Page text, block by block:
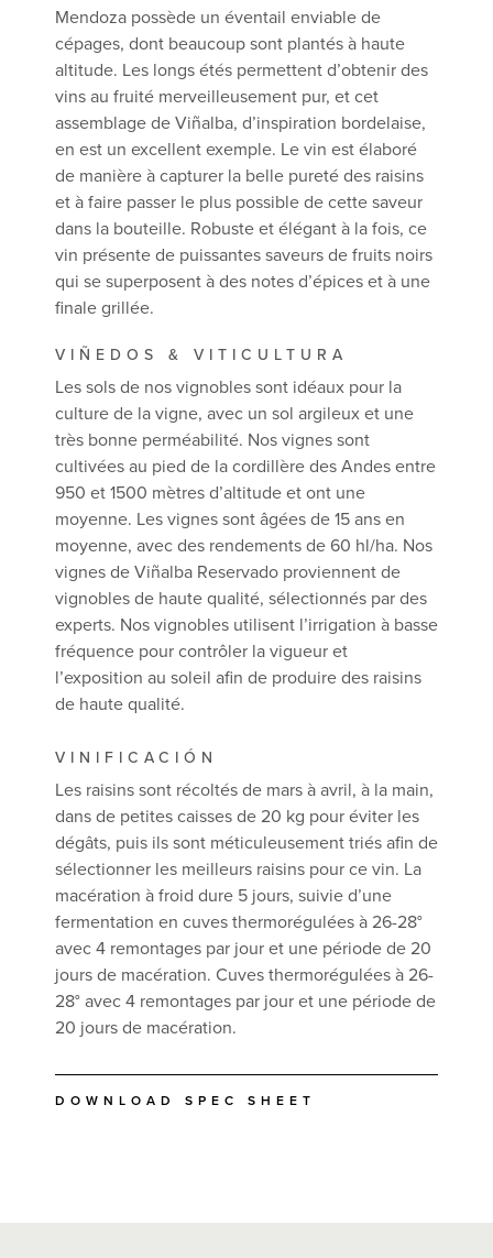
Mendoza possède un éventail enviable de
cépages, dont beaucoup sont plantés à haute
altitude. Les longs étés permettent d’obtenir des
vins au fruité merveilleusement pur, et cet
assemblage de Viñalba, d’inspiration bordelaise,
en est un excellent exemple. Le vin est élaboré
de manière à capturer la belle pureté des raisins
et à faire passer le plus possible de cette saveur
dans la bouteille. Robuste et élégant à la fois, ce
vin présente de puissantes saveurs de fruits noirs
qui se superposent à des notes d’épices et à une
finale grillée.
VIÑEDOS & VITICULTURA
Les sols de nos vignobles sont idéaux pour la
culture de la vigne, avec un sol argileux et une
très bonne perméabilité. Nos vignes sont
cultivées au pied de la cordillère des Andes entre
950 et 1500 mètres d’altitude et ont une
moyenne. Les vignes sont âgées de 15 ans en
moyenne, avec des rendements de 60 hl/ha. Nos
vignes de Viñalba Reservado proviennent de
vignobles de haute qualité, sélectionnés par des
experts. Nos vignobles utilisent l’irrigation à basse
fréquence pour contrôler la vigueur et
l’exposition au soleil afin de produire des raisins
de haute qualité.
VINIFICACIÓN
Les raisins sont récoltés de mars à avril, à la main,
dans de petites caisses de 20 kg pour éviter les
dégâts, puis ils sont méticuleusement triés afin de
sélectionner les meilleurs raisins pour ce vin. La
macération à froid dure 5 jours, suivie d’une
fermentation en cuves thermorégulées à 26-28°
avec 4 remontages par jour et une période de 20
jours de macération. Cuves thermorégulées à 26-
28° avec 4 remontages par jour et une période de
20 jours de macération.
DOWNLOAD SPEC SHEET